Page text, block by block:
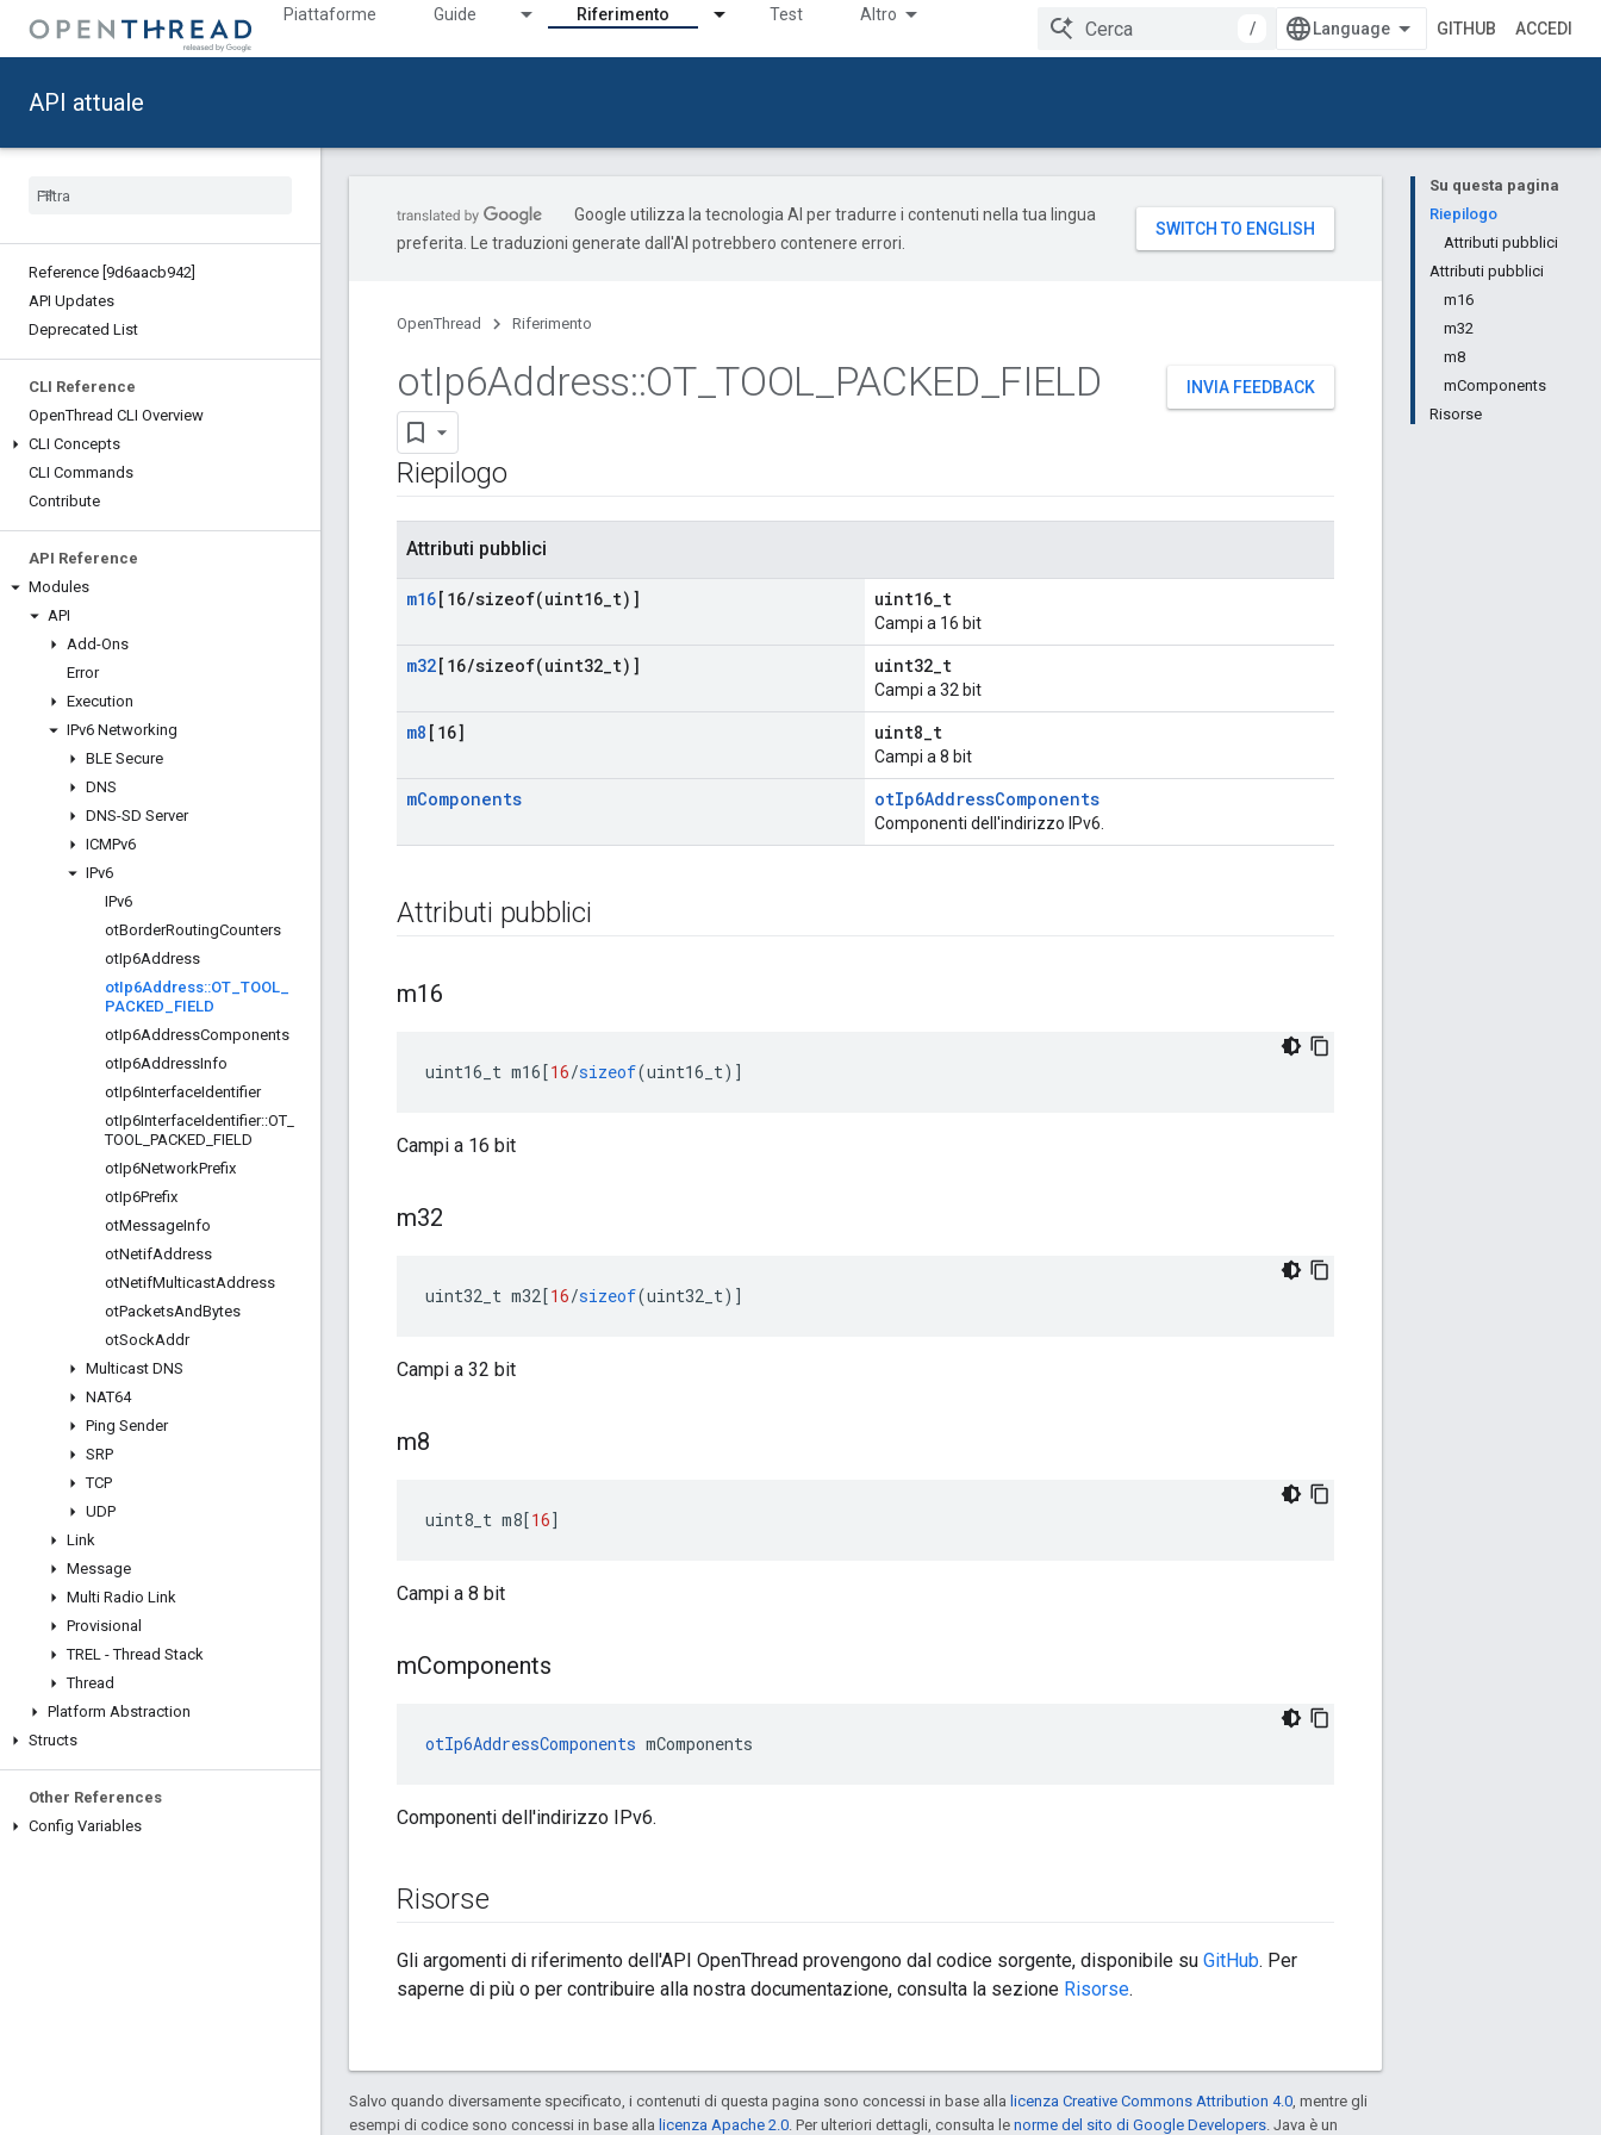
Piattaforme Guide Riferimento Test Altro
/ GITHUB ACCEDI
API attuale
Reference [9d6aacb942]
API Updates
Deprecated List
CLI Reference
OpenThread CLI Overview
CLI Concepts
CLI Commands
Contribute
API Reference
Modules
API
Add-Ons
Error
Execution
IPv6 Networking
BLE Secure
DNS
DNS-SD Server
ICMPv6
IPv6
IPv6
otBorderRoutingCounters
otIp6Address
otIp6Address::OT TOOL
PACKED
FIELD
otIp6AddressComponents
otIp6AddressInfo
otIp6InterfaceIdentifier
otIp6InterfaceIdentifier::OT
TOOL PACKED FIELD
otIp6NetworkPrefix
otIp6Prefix
otMessageInfo
otNetifAddress
otNetifMulticastAddress
otPacketsAndBytes
otSockAddr
Multicast DNS
NAT64
Ping Sender
SRP
TCP
UDP
Link
Message
Multi Radio Link
Provisional
TREL - Thread Stack
Thread
Platform Abstraction
Structs
Other References
Config Variables
Su questa pagina
Riepilogo
Attributi pubblici
Attributi pubblici
m16
m32
m8
mComponents
Risorse
Google utilizza la tecnologia AI per tradurre i contenuti nella tua lingua
preferita. Le traduzioni generate dall'AI potrebbero contenere errori.
OpenThread Riferimento
INVIA FEEDBACK
otIp6Address::OT_TOOL PACKED FIELD
Riepilogo
Attributi pubblici
m16[16/sizeof(uint16 t)] uint16_t
Campi a 16 bit
m32[16/sizeof(uint32 t)] uint32_t
Campi a 32 bit
m8 [16] uint8_t
Campi a 8 bit
mComponents otIp6AddressComponents
Componenti dell'indirizzo IPv6.
Attributi pubblici
m16
uint16_t m16[16/sizeof(uint16_t)]
Campi a 16 bit
m32
uint32_t m32[16/sizeof(uint32_t)]
Campi a 32 bit
m8
uint8_t m8[16]
Campi a 8 bit
mComponents
otIp6AddressComponents mComponents
Componenti dell'indirizzo IPv6.
Risorse
Gli argomenti di riferimento dell'API OpenThread provengono dal codice sorgente, disponibile su GitHub. Per
saperne di più o per contribuire alla nostra documentazione, consulta la sezione Risorse.
Salvo quando diversamente specificato, i contenuti di questa pagina sono concessi in base alla licenza Creative Commons Attribution 4.0, mentre gli
esempi di codice sono concessi in base alla licenza Apache 2.0. Per ulteriori dettagli, consulta le norme del sito di Google Developers. Java è un